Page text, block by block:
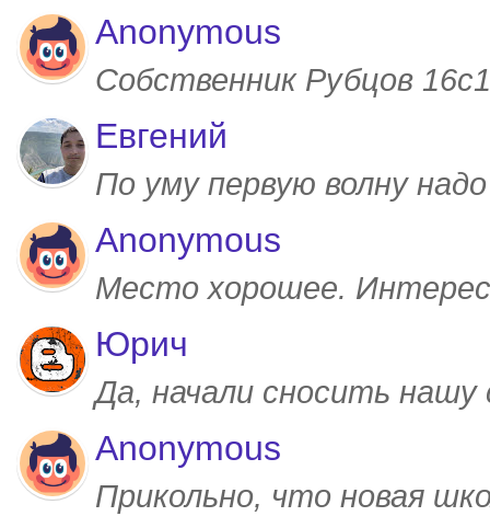
Anonymous
Собственник Рубцов
Евгений
По уму первую волну
Anonymous
Место хорошее.
Юрич
Да, начали сносить
Anonymous
Прикольно, что новая